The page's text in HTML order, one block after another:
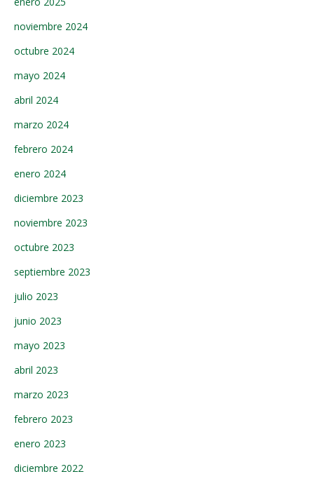
noviembre 2024
octubre 2024
mayo 2024
abril 2024
marzo 2024
febrero 2024
enero 2024
diciembre 2023
noviembre 2023
octubre 2023
septiembre 2023
julio 2023
junio 2023
mayo 2023
abril 2023
marzo 2023
febrero 2023
enero 2023
diciembre 2022